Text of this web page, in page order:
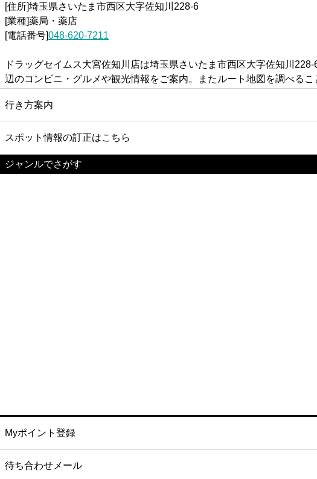
[住所]埼玉県さいたま市西区大字佐知川228-6
[業種]薬局・薬店
[電話番号]048-620-7211
ドラッグセイムス大宮佐知川店は埼玉県さいたま市西区大字佐知川
辺のコンビニ・グルメや観光情報をご案内。またルート地図を調べるこ
行き方案内
スポット情報の訂正はこちら
ジャンルでさがす
Myポイント登録
待ち合わせメール